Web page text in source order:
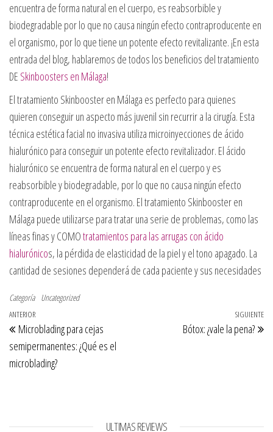
encuentra de forma natural en el cuerpo, es reabsorbible y
biodegradable por lo que no causa ningún efecto contraproducente en
el organismo, por lo que tiene un potente efecto revitalizante. ¡En esta
entrada del blog, hablaremos de todos los beneficios del tratamiento
DE Skinboosters en Málaga!
El tratamiento Skinbooster en Málaga es perfecto para quienes
quieren conseguir un aspecto más juvenil sin recurrir a la cirugía. Esta
técnica estética facial no invasiva utiliza microinyecciones de ácido
hialurónico para conseguir un potente efecto revitalizador. El ácido
hialurónico se encuentra de forma natural en el cuerpo y es
reabsorbible y biodegradable, por lo que no causa ningún efecto
contraproducente en el organismo. El tratamiento Skinbooster en
Málaga puede utilizarse para tratar una serie de problemas, como las
líneas finas y COMOtratamientos para las arrugas con ácido
hialurónicos, la pérdida de elasticidad de la piel y el tono apagado. La
cantidad de sesiones dependerá de cada paciente y sus necesidades
Categoría Uncategorized
Navegación de entradas
Entrada anterior
ANTERIOR
Microblading para cejas
semipermanentes: ¿Qué es el
microblading?
SIGUIENTE
Bótox: ¿vale la pena?
ULTIMAS REVIEWS